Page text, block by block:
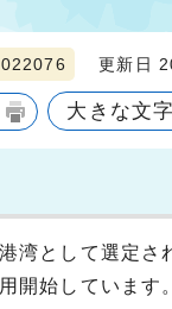
更新日
大きな文
湾として選定さ
開始しています。